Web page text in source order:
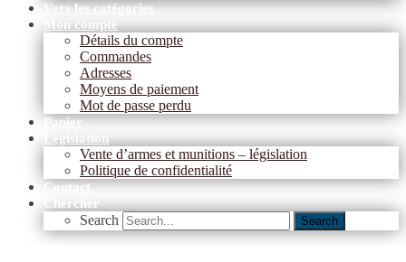
Vers les catégories
Mon compte
Détails du compte
Commandes
Adresses
Moyens de paiement
Mot de passe perdu
Panier
Législation
Vente d’armes et munitions – législation
Politique de confidentialité
Contact
Chercher
Search Search